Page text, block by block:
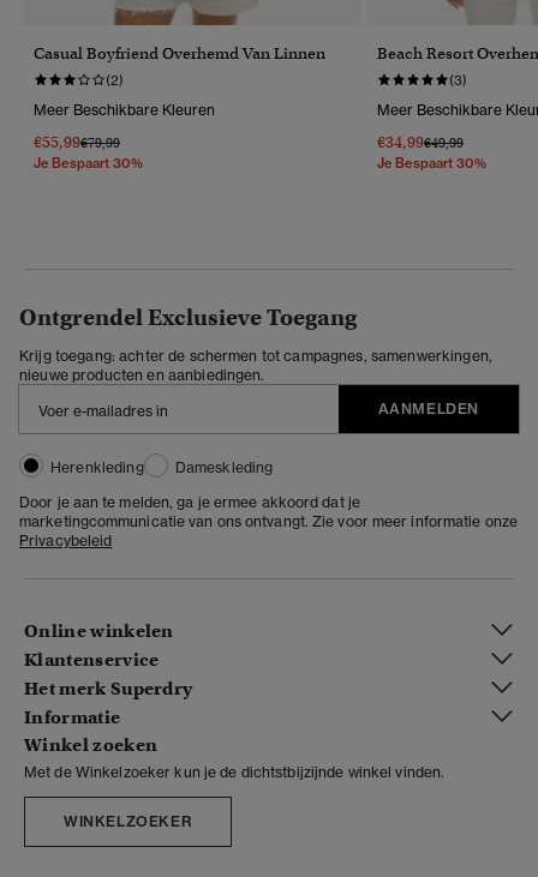
Casual Boyfriend Overhemd Van Linnen
(2)
Meer Beschikbare Kleuren
€55,99Prijs Verlaagd Van
€79,99Naar
Je Bespaart 30%
Beach Resort
(3)
Meer Beschikbare
€34,99Prijs Verlaagd Van
€49,99Naar
Je Bespaart 30%
Ontgrendel Exclusieve Toegang
Krijg toegang: achter de schermen tot campagnes, samenwerkingen,
nieuwe producten en aanbiedingen.
AANMELDEN
Herenkleding
Dameskleding
Door je aan te melden, ga je ermee akkoord dat je
marketingcommunicatie van ons ontvangt. Zie voor meer informatie onze
Privacybeleid
Online winkelen
Klantenservice
Het merk Superdry
Informatie
Winkel zoeken
Met de Winkelzoeker kun je de dichtstbijzijnde winkel vinden.
WINKELZOEKER